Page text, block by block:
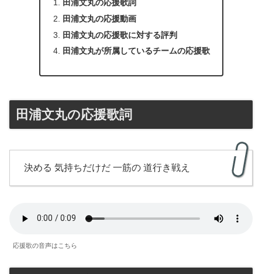
田浦文丸の応援歌詞
田浦文丸の応援動画
田浦文丸の応援歌に対する評判
田浦文丸が所属しているチームの応援歌
田浦文丸の応援歌詞
決める 気持ちだけだ 一筋の 道行き戦え
応援歌の音声はこちら